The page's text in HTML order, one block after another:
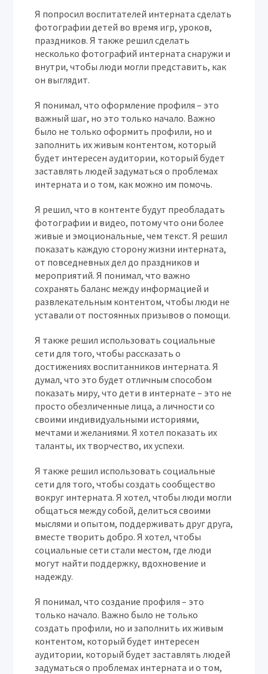
Я попросил воспитателей интерната сделать
фотографии детей во время игр, уроков,
праздников. Я также решил сделать
несколько фотографий интерната снаружи и
внутри, чтобы люди могли представить, как
он выглядит.
Я понимал, что оформление профиля – это
важный шаг, но это только начало. Важно
было не только оформить профили, но и
заполнить их живым контентом, который
будет интересен аудитории, который будет
заставлять людей задуматься о проблемах
интерната и о том, как можно им помочь.
Я решил, что в контенте будут преобладать
фотографии и видео, потому что они более
живые и эмоциональные, чем текст. Я решил
показать каждую сторону жизни интерната,
от повседневных дел до праздников и
мероприятий. Я понимал, что важно
сохранять баланс между информацией и
развлекательным контентом, чтобы люди не
уставали от постоянных призывов о помощи.
Я также решил использовать социальные
сети для того, чтобы рассказать о
достижениях воспитанников интерната. Я
думал, что это будет отличным способом
показать миру, что дети в интернате – это не
просто обезличенные лица, а личности со
своими индивидуальными историями,
мечтами и желаниями. Я хотел показать их
таланты, их творчество, их успехи.
Я также решил использовать социальные
сети для того, чтобы создать сообщество
вокруг интерната. Я хотел, чтобы люди могли
общаться между собой, делиться своими
мыслями и опытом, поддерживать друг друга,
вместе творить добро. Я хотел, чтобы
социальные сети стали местом, где люди
могут найти поддержку, вдохновение и
надежду.
Я понимал, что создание профиля – это
только начало. Важно было не только
создать профили, но и заполнить их живым
контентом, который будет интересен
аудитории, который будет заставлять людей
задуматься о проблемах интерната и о том,